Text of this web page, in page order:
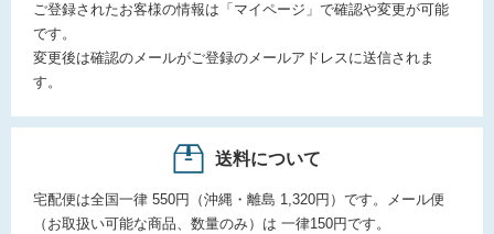
ご登録されたお客様の情報は「マイページ」で確認や変更が可能
です。
変更後は確認のメールがご登録のメールアドレスに送信されま
す。
送料について
宅配便は全国一律 550円（沖縄・離島 1,320円）です。メール便
（お取扱い可能な商品、数量のみ）は 一律150円です。